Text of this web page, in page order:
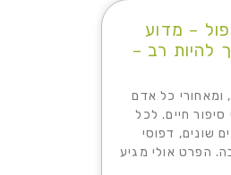
– מדוע
להיות רב –
ומאחורי כל אדם
חיים. לכל
שונים, דפוסי
הפרט אולי מגיע